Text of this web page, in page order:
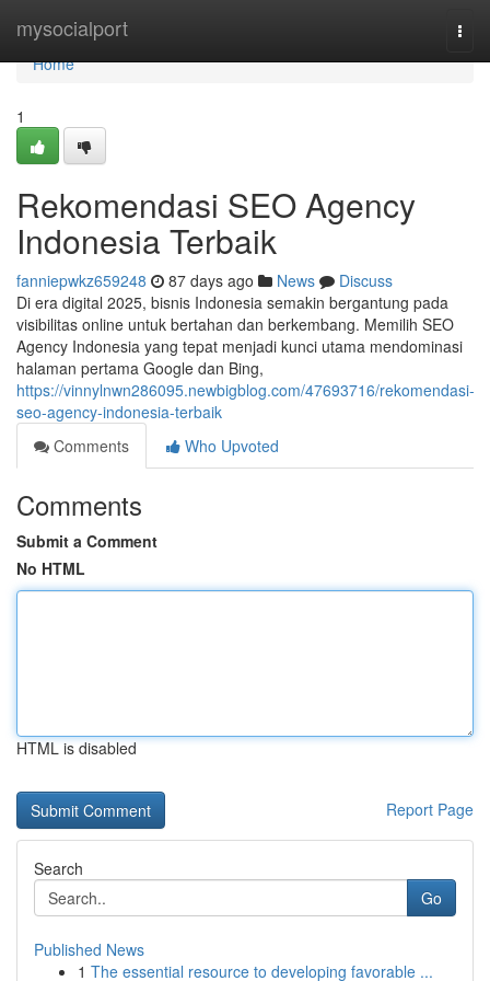
mysocialport
Home
Home
1
Rekomendasi SEO Agency
Indonesia Terbaik
fanniepwkz659248 87 days ago News
Discuss
Di era digital 2025, bisnis Indonesia semakin bergantung pada
visibilitas online untuk bertahan dan berkembang. Memilih SEO
Agency Indonesia yang tepat menjadi kunci utama mendominasi
halaman pertama Google dan Bing,
https://vinnylnwn286095.newbigblog.com/47693716/rekomendasi-
seo-agency-indonesia-terbaik
Comments
Who Upvoted
Comments
Submit a Comment
No HTML
HTML is disabled
Report Page
Search
Go
Published News
1 The essential resource to developing favorable ...